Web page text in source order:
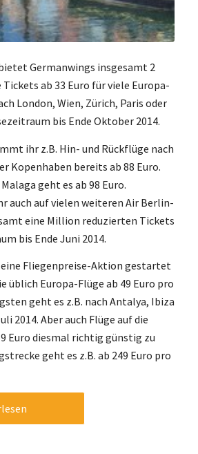
Germanwings insgesamt 2
ab 33 Euro für viele Europa-
London, Wien, Zürich, Paris oder
bis Ende Oktober 2014.
ihr z.B. Hin- und Rückflüge nach
Kopenhaben bereits ab 88 Euro.
geht es ab 98 Euro.
auch auf vielen weiteren Air Berlin-
eine Million reduzierten Tickets
bis Ende Juni 2014.
Fliegenpreise-Aktion gestartet
üblich Europa-Flüge ab 49 Euro pro
geht es z.B. nach Antalya, Ibiza
2014. Aber auch Flüge auf die
Euro diesmal richtig günstig zu
geht es z.B. ab 249 Euro pro